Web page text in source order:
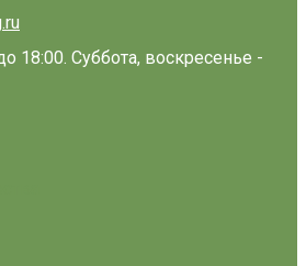
18:00. Суббота, воскресенье -